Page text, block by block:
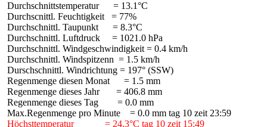
Durchschnittstemperatur      = 13.1°C
Durchscnittl. Feuchtigkeit   = 77%
Durchschnittl. Taupunkt      = 8.3°C
Durchschnittl. Luftdruck     = 1021.0 hPa
Durchschnittl. Windgeschwindigkeit = 0.4 km/h
Durchschnittl. Windspitzenn  = 1.5 km/h
Durschschnittl. Windrichtung = 197° (SSW)
Regenmenge diesen Monat      = 1.5 mm
Regenmenge dieses Jahr       = 406.8 mm
Regenmenge dieses Tag        = 0.0 mm
Höchsttemperatur             = 24.3°C tag 10 zeit 15:49